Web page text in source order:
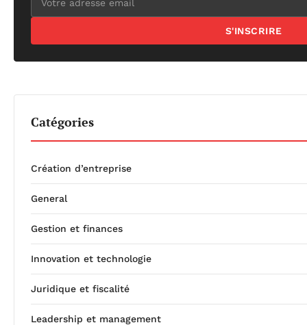
S'INSCRIRE
Catégories
Création d’entreprise
General
Gestion et finances
Innovation et technologie
Juridique et fiscalité
Leadership et management